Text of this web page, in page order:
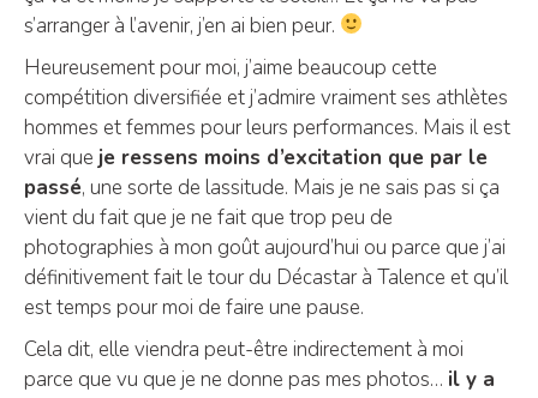
s’arranger à l’avenir, j’en ai bien peur.
Heureusement pour moi, j’aime beaucoup cette
compétition diversifiée et j’admire vraiment ses athlètes
hommes et femmes pour leurs performances. Mais il est
vrai que je ressens moins d’excitation que par le
passé, une sorte de lassitude. Mais je ne sais pas si ça
vient du fait que je ne fait que trop peu de
photographies à mon goût aujourd’hui ou parce que j’ai
définitivement fait le tour du Décastar à Talence et qu’il
est temps pour moi de faire une pause.
Cela dit, elle viendra peut-être indirectement à moi
parce que vu que je ne donne pas mes photos… il y a